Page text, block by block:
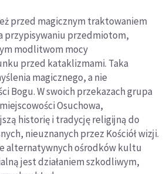
przed magicznym traktowaniem
przypisywaniu przedmiotom,
modlitwom mocy
przed kataklizmami. Taka
magicznego, a nie
Bogu. W swoich przekazach grupa
Osuchowa,
historię i tradycję religijną do
nieuznanych przez Kościół wizji.
alternatywnych ośrodków kultu
jest działaniem szkodliwym,